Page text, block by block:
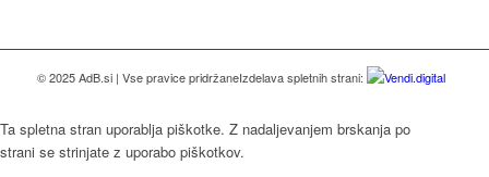
© 2025 AdB.si | Vse pravice pridržaneIzdelava spletnih strani:
Ta spletna stran uporablja piškotke. Z nadaljevanjem brskanja po
strani se strinjate z uporabo piškotkov.